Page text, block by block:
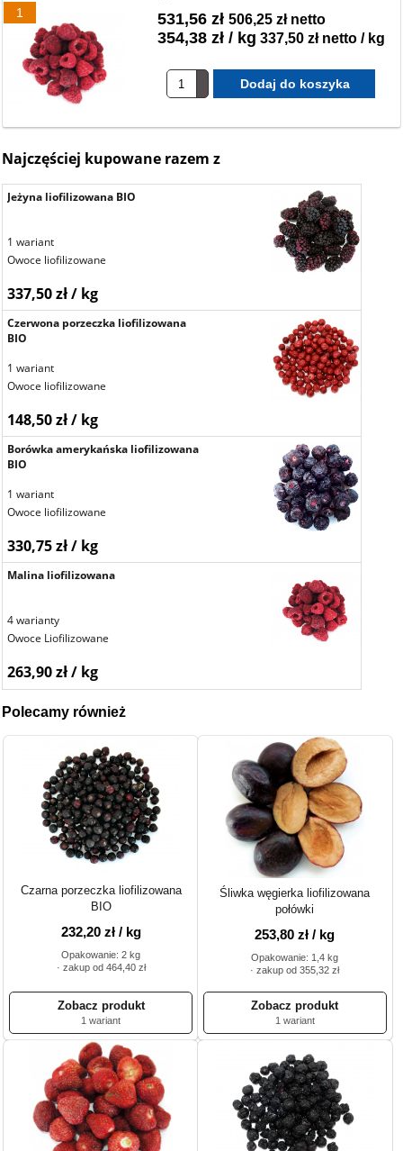
1 531,56 zł 506,25 zł netto
354,38 zł / kg 337,50 zł netto / kg
Najczęściej kupowane razem z
Jeżyna liofilizowana BIO
1 wariant
Owoce liofilizowane
337,50 zł / kg
Czerwona porzeczka liofilizowana
BIO
1 wariant
Owoce liofilizowane
148,50 zł / kg
Borówka amerykańska liofilizowana
BIO
1 wariant
Owoce liofilizowane
330,75 zł / kg
Malina liofilizowana
4 warianty
Owoce Liofilizowane
263,90 zł / kg
Polecamy również
Czarna porzeczka liofilizowana
BIO
232,20 zł / kg
Opakowanie: 2 kg
· zakup od 464,40 zł
1 wariant
Śliwka węgierka liofilizowana
połówki
253,80 zł / kg
Opakowanie: 1,4 kg
· zakup od 355,32 zł
1 wariant